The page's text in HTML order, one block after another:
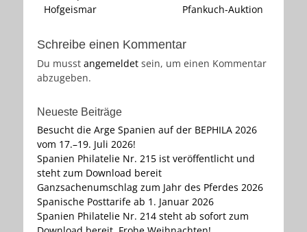
Hofgeismar
Pfankuch-Auktion
Schreibe einen Kommentar
Du musst angemeldet sein, um einen Kommentar
abzugeben.
Neueste Beiträge
Besucht die Arge Spanien auf der BEPHILA 2026
vom 17.–19. Juli 2026!
Spanien Philatelie Nr. 215 ist veröffentlicht und
steht zum Download bereit
Ganzsachenumschlag zum Jahr des Pferdes 2026
Spanische Posttarife ab 1. Januar 2026
Spanien Philatelie Nr. 214 steht ab sofort zum